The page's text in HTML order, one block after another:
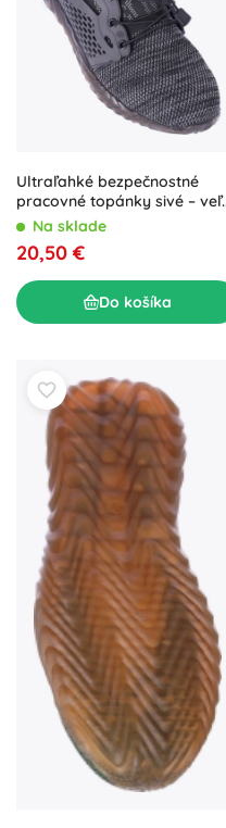
Ultraľahké bezpečnostné
pracovné topánky sivé – veľ.
44 Na sklade
20,50 €
Do košíka